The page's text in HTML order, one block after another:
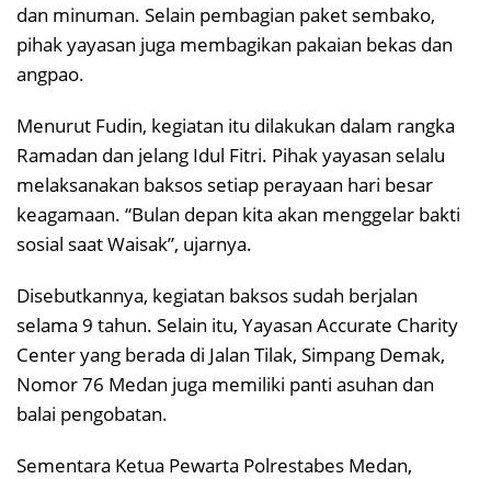
dan minuman. Selain pembagian paket sembako,
pihak yayasan juga membagikan pakaian bekas dan
angpao.
Menurut Fudin, kegiatan itu dilakukan dalam rangka
Ramadan dan jelang Idul Fitri. Pihak yayasan selalu
melaksanakan baksos setiap perayaan hari besar
keagamaan. “Bulan depan kita akan menggelar bakti
sosial saat Waisak”, ujarnya.
Disebutkannya, kegiatan baksos sudah berjalan
selama 9 tahun. Selain itu, Yayasan Accurate Charity
Center yang berada di Jalan Tilak, Simpang Demak,
Nomor 76 Medan juga memiliki panti asuhan dan
balai pengobatan.
Sementara Ketua Pewarta Polrestabes Medan,